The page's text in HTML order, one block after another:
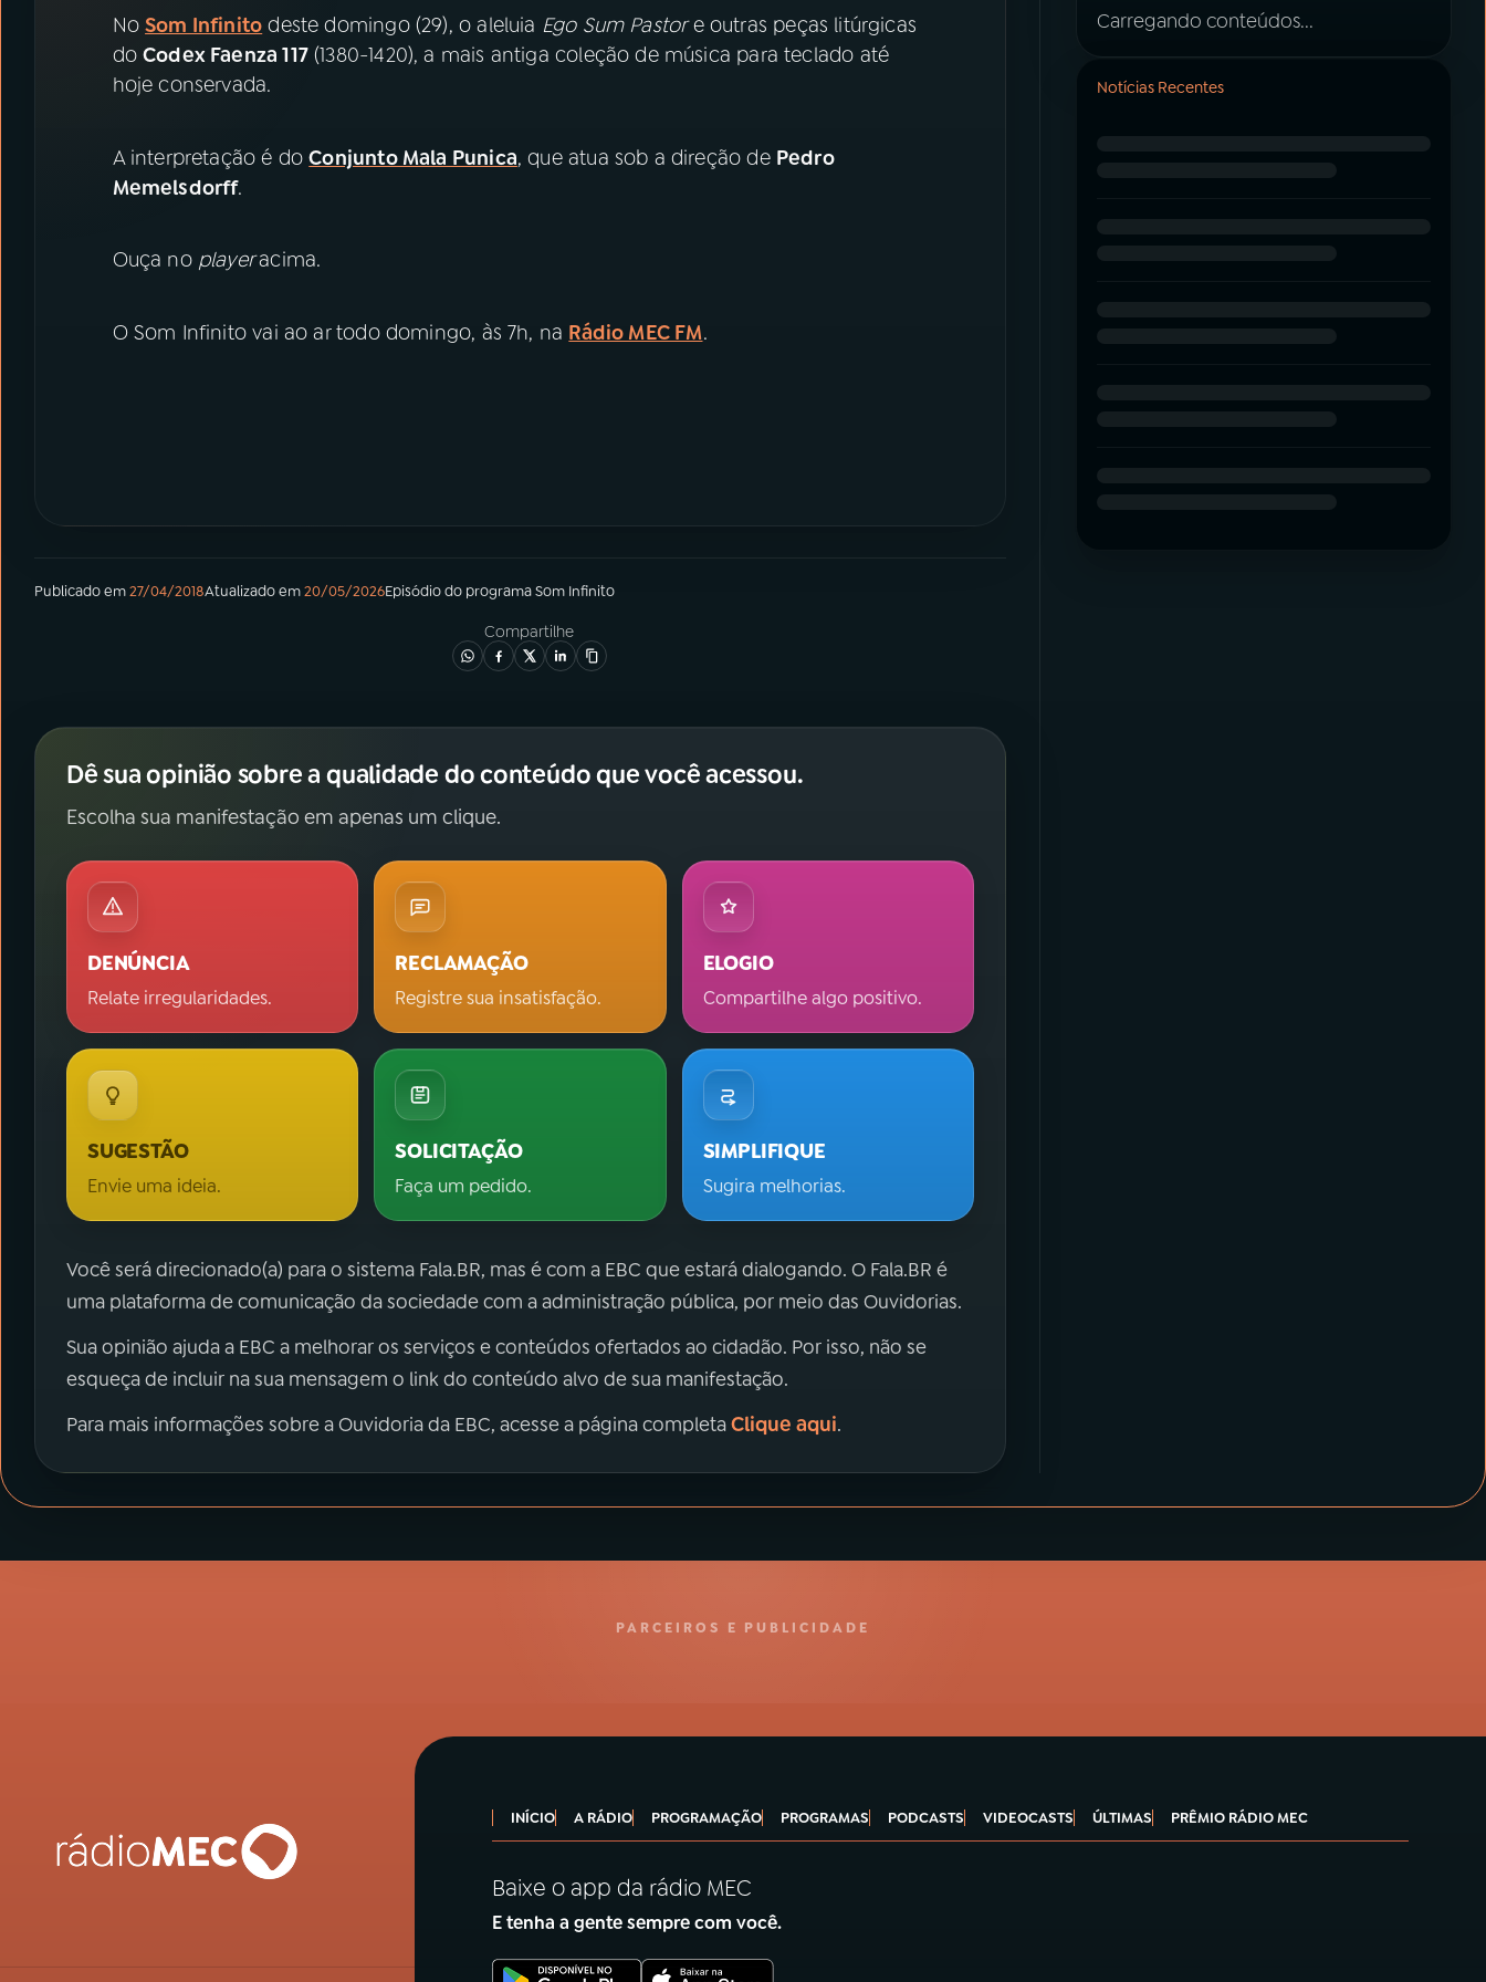
PRÊMIO RÁDIO MEC
ACOMPANHE A RÁDIO MEC
Instagram X
NoSom Infinito deste domingo (29), o aleluia Ego Sum Pastore outras peças litúrgicas
doCodex Faenza 117(1380-1420), a mais antiga coleção de música para teclado até
hoje conservada.
A interpretação é doConjunto Mala Punica, que atua sob a direção de Pedro
Memelsdorff.
Ouça no playeracima.
O Som Infinito vai ao ar todo domingo, às 7h, na Rádio MEC FM.
Publicado em27/04/2018Atualizado em20/05/2026Episódiodo programaSom Infinito
Compartilhe
Dê sua opinião sobre a qualidade do conteúdo que você acessou.
Escolha sua manifestação em apenas um clique.
DENÚNCIA
Relate irregularidades.
RECLAMAÇÃO
Registre sua insatisfação.
ELOGIO
Compartilhe algo positivo.
SUGESTÃO
Envie uma ideia.
SOLICITAÇÃO
Faça um pedido.
SIMPLIFIQUE
Sugira melhorias.
Você será direcionado(a) para o sistema Fala.BR, mas é com a EBC que estará dialogando. O Fala.BR é
uma plataforma de comunicação da sociedade com a administração pública, por meio das Ouvidorias.
Sua opinião ajuda a EBC a melhorar os serviços e conteúdos ofertados ao cidadão. Por isso, não se
esqueça de incluir na sua mensagem o link do conteúdo alvo de sua manifestação.
Para mais informações sobre a Ouvidoria da EBC, acesse a página completaClique aqui.
Carregando conteúdos...
Notícias Recentes
PARCEIROS E PUBLICIDADE
INÍCIO A RÁDIO PROGRAMAÇÃO PROGRAMAS PODCASTS VIDEOCASTS ÚLTIMAS PRÊMIO RÁDIO MEC
Baixe o app da rádio MEC
E tenha a gente sempre com você.